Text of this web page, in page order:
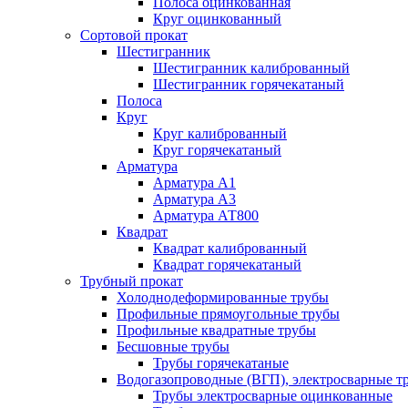
Круг оцинкованный
Сортовой прокат
Шестигранник
Шестигранник калиброванный
Шестигранник горячекатаный
Полоса
Круг
Круг калиброванный
Круг горячекатаный
Арматура
Арматура А1
Арматура А3
Арматура АТ800
Квадрат
Квадрат калиброванный
Квадрат горячекатаный
Трубный прокат
Холоднодеформированные трубы
Профильные прямоугольные трубы
Профильные квадратные трубы
Бесшовные трубы
Трубы горячекатаные
Водогазопроводные (ВГП), электросварные
Трубы электросварные оцинкованные